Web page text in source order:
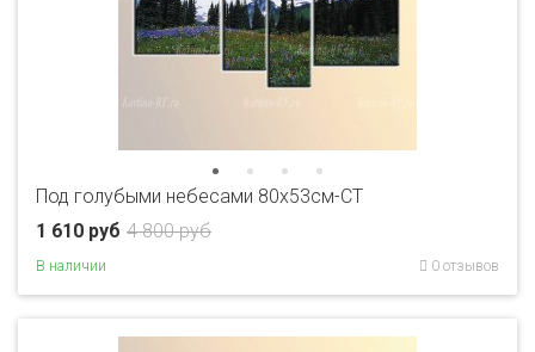
Под голубыми небесами 80x53см-CT
4 800 руб
1 610 руб
В наличии 0 отзывов